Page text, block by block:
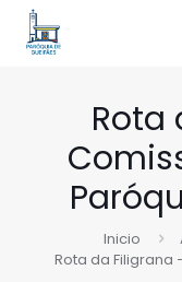
Rota
Inicio
Rota da Filigrana